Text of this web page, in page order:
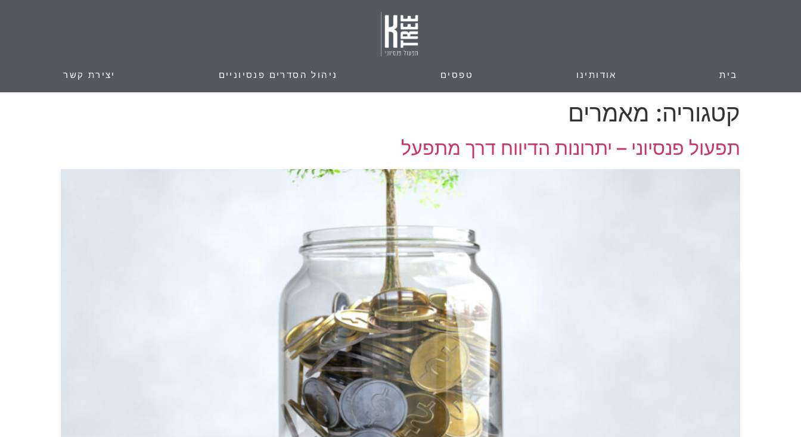
בית אודותינו טפסים ניהול הסדרים פנסיוניים יצירת קשר
קטגוריה: מאמרים
תפעול פנסיוני – יתרונות הדיווח דרך מתפעל